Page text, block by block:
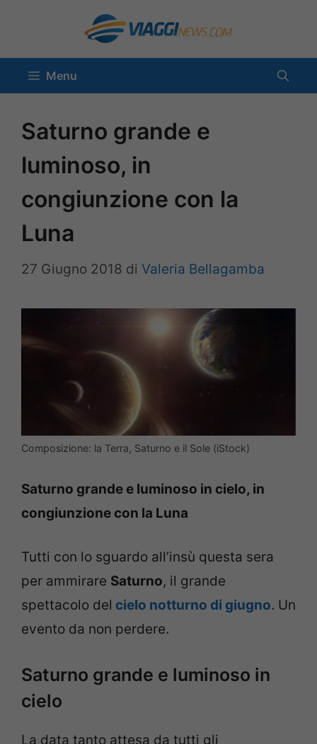
contenuto
Menu
Saturno grande e
luminoso, in
congiunzione con la
Luna
27 Giugno 2018 di Valeria Bellagamba
Composizione: la Terra, Saturno e il Sole (iStock)
Saturno grande e luminoso in cielo, in
congiunzione con la Luna
Tutti con lo sguardo all’insù questa sera
per ammirare Saturno, il grande
spettacolo del cielo notturno di giugno. Un
evento da non perdere.
Saturno grande e luminoso in
cielo
La data tanto attesa da tutti gli